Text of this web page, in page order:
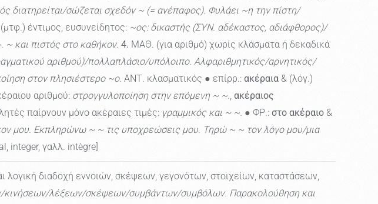
διατηρείται/σώζεται σχεδόν ~ (= ανέπαφος). Φυλάει ~η την πίστη/
(μτφ.) έντιμος, ευσυνείδητος: ~ος: δικαστής (ΣΥΝ. αδέκαστος, αδιάφθορος)/
και πιστός στο καθήκον. 4. ΜΑΘ. (για αριθμό) χωρίς κλάσματα ή δεκαδικά
αριθμού)/πολλαπλάσιο/υπόλοιπο. Αλφαριθμητικός/αρνητικός/
στον πλησιέστερο ~ο. ΑΝΤ. κλασματικός ● επίρρ.: ακέραια & (λόγ.)
αριθμού: στρογγυλοποίηση στην επόμενη ~ ~., ακέραιος
παίρνουν μόνο ακέραιες τιμές: γραμμικός και ~ ~. ● ΦΡ.: στο ακέραιο &
μου. Εκπληρώνω ~ ~ τις υποχρεώσεις μου. Τηρώ ~ ~ τον λόγο μου/μια
integer, γαλλ. intègre]
λογική διαδοχή εννοιών, σκέψεων, γεγονότων, στοιχείων, καταστάσεων,
κινήσεων/λέξεων/σκέψεων/συμβάντων/συμβόλων. Παρακολούθηση και